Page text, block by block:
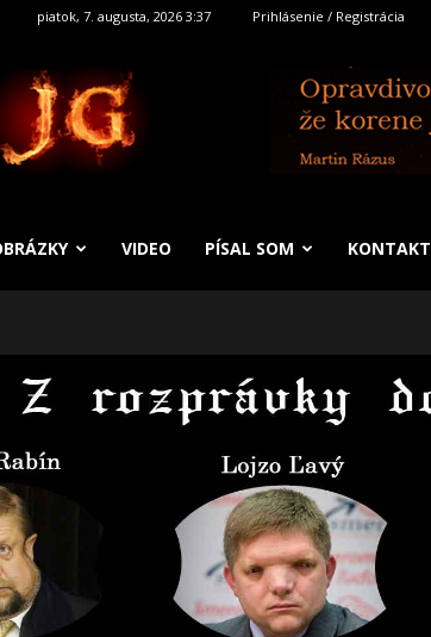
piatok, 7. augusta, 2026 3:37 Prihlásenie / Registrácia
VIDEO PÍSAL SOM KONTAKT